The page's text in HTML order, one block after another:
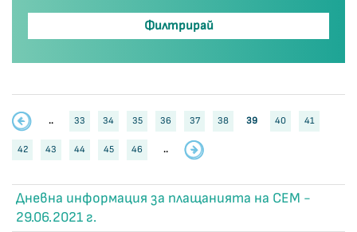
.. 33 34 35 36 37 38 39 40 41
42 43 44 45 46 ..
Дневна информация за плащанията на СЕМ -
29.06.2021 г.